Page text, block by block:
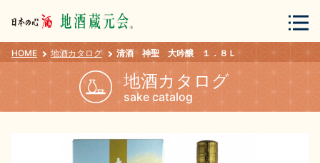
会員登録 ログイン
HOME 地酒カタログ 清酒 神聖 大吟醸 １．８Ｌ
地酒カタログ
sake catalog